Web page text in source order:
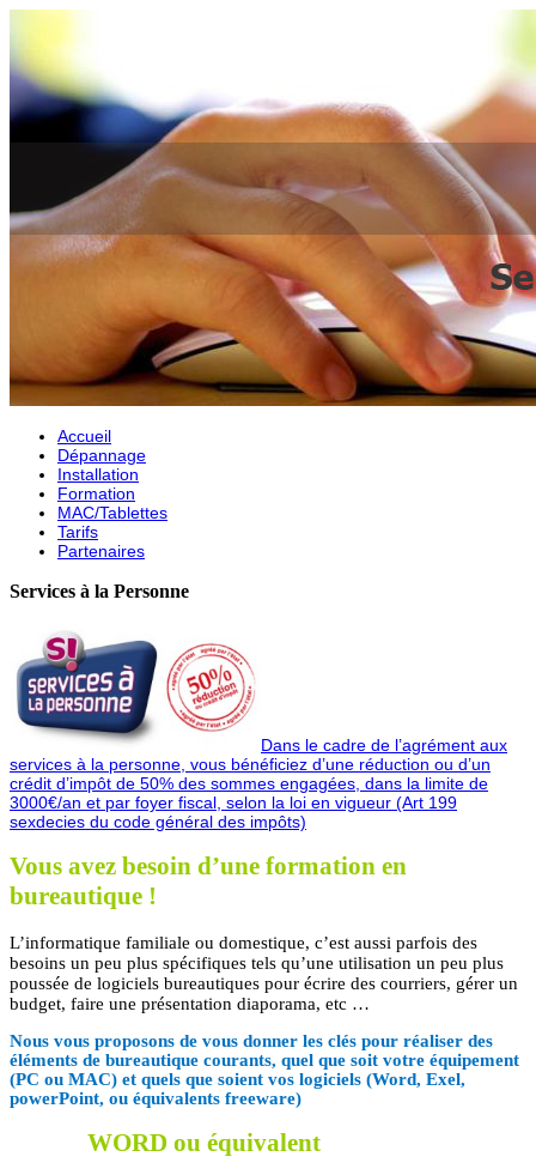
Accueil
Dépannage
Installation
Formation
MAC/Tablettes
Tarifs
Partenaires
Services à la Personne
Dans le cadre de l’agrément aux
services à la personne, vous bénéficiez d’une réduction ou d’un
crédit d’impôt de 50% des sommes engagées, dans la limite de
3000€/an et par foyer fiscal, selon la loi en vigueur (Art 199
sexdecies du code général des impôts)
Vous avez besoin d’une formation en
bureautique !
L’informatique familiale ou domestique, c’est aussi parfois des
besoins un peu plus spécifiques tels qu’une utilisation un peu plus
poussée de logiciels bureautiques pour écrire des courriers, gérer un
budget, faire une présentation diaporama, etc …
Nous vous proposons de vous donner les clés pour réaliser des
éléments de bureautique courants, quel que soit votre équipement
(PC ou MAC) et quels que soient vos logiciels (Word, Exel,
powerPoint, ou équivalents freeware)
WORD ou équivalent